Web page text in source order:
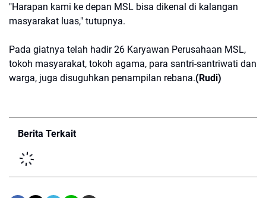
"Harapan kami ke depan MSL bisa dikenal di kalangan
masyarakat luas," tutupnya.
Pada giatnya telah hadir 26 Karyawan Perusahaan MSL,
tokoh masyarakat, tokoh agama, para santri-santriwati dan
warga, juga disuguhkan penampilan rebana.(Rudi)
Berita Terkait